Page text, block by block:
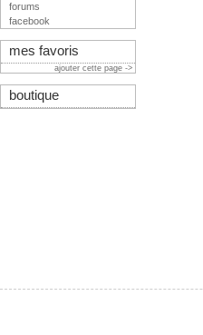
forums
facebook
mes favoris
ajouter cette page ->
boutique